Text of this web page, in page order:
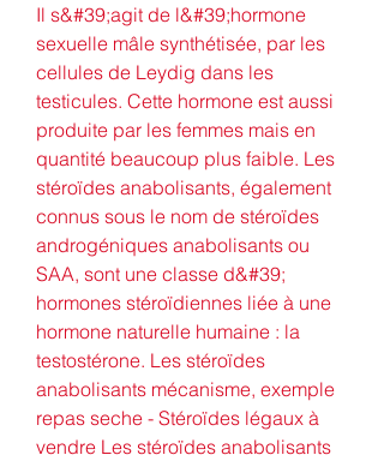
Il s&#39;agit de l&#39;hormone
sexuelle mâle synthétisée, par les
cellules de Leydig dans les
testicules. Cette hormone est aussi
produite par les femmes mais en
quantité beaucoup plus faible. Les
stéroïdes anabolisants, également
connus sous le nom de stéroïdes
androgéniques anabolisants ou
SAA, sont une classe d&#39;
hormones stéroïdiennes liée à une
hormone naturelle humaine : la
testostérone. Les stéroïdes
anabolisants mécanisme, exemple
repas seche - Stéroïdes légaux à
vendre Les stéroïdes anabolisants